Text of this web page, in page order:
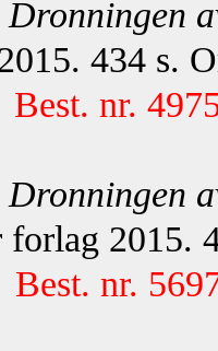
Dronningen
434 s.
nr.
Dronningen
forlag 2015.
nr.